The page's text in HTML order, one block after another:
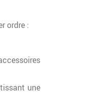
ordre :
une